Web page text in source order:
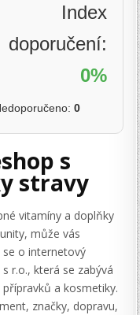
Index
doporučení:
0%
0
s
stravy
vitamíny a doplňky
může vás
se o internetový
r.o., která se zabývá
a kosmetiky.
značky, dopravu,